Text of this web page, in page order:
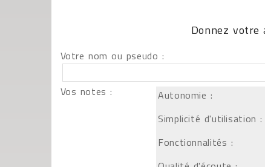
Donnez votre
Votre nom ou pseudo :
Vos notes : Autonomie :
Simplicité d'utilisation :
Fonctionnalités :